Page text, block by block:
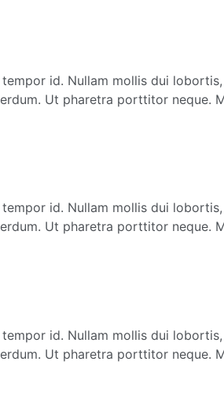
id. Nullam mollis dui
Ut pharetra porttitor neque.
id. Nullam mollis dui
Ut pharetra porttitor neque.
id. Nullam mollis dui
Ut pharetra porttitor neque.